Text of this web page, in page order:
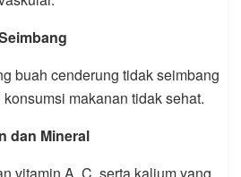
buah cenderung tidak seimbang
makanan tidak sehat.
dan Mineral
vitamin A, C, serta kalium yang